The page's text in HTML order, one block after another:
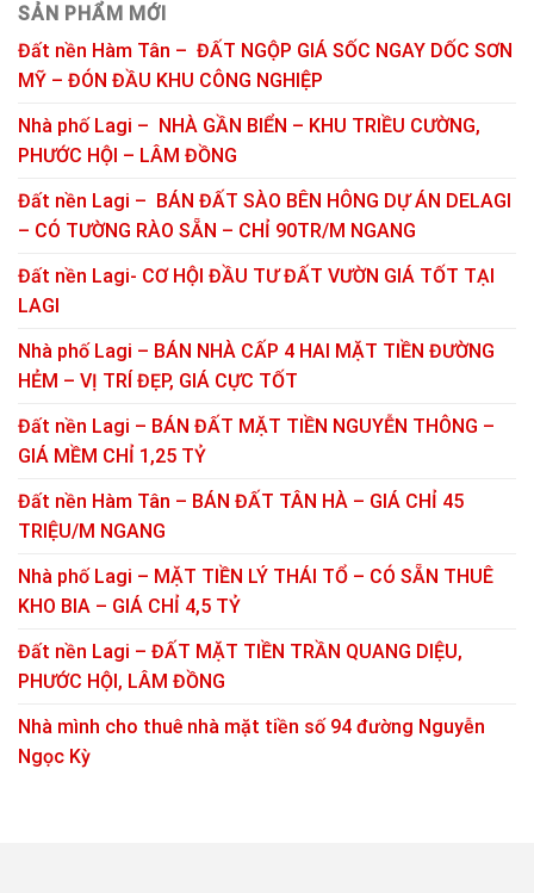
SẢN PHẨM MỚI
Đất nền Hàm Tân – ĐẤT NGỘP GIÁ SỐC NGAY DỐC SƠN
MỸ – ĐÓN ĐẦU KHU CÔNG NGHIỆP
Nhà phố Lagi – NHÀ GẦN BIỂN – KHU TRIỀU CƯỜNG,
PHƯỚC HỘI – LÂM ĐỒNG
Đất nền Lagi – BÁN ĐẤT SÀO BÊN HÔNG DỰ ÁN DELAGI
– CÓ TƯỜNG RÀO SẴN – CHỈ 90TR/M NGANG
Đất nền Lagi- CƠ HỘI ĐẦU TƯ ĐẤT VƯỜN GIÁ TỐT TẠI
LAGI
Nhà phố Lagi – BÁN NHÀ CẤP 4 HAI MẶT TIỀN ĐƯỜNG
HẺM – VỊ TRÍ ĐẸP, GIÁ CỰC TỐT
Đất nền Lagi – BÁN ĐẤT MẶT TIỀN NGUYỄN THÔNG –
GIÁ MỀM CHỈ 1,25 TỶ
Đất nền Hàm Tân – BÁN ĐẤT TÂN HÀ – GIÁ CHỈ 45
TRIỆU/M NGANG
Nhà phố Lagi – MẶT TIỀN LÝ THÁI TỔ – CÓ SẴN THUÊ
KHO BIA – GIÁ CHỈ 4,5 TỶ
Đất nền Lagi – ĐẤT MẶT TIỀN TRẦN QUANG DIỆU,
PHƯỚC HỘI, LÂM ĐỒNG
Nhà mình cho thuê nhà mặt tiền số 94 đường Nguyễn
Ngọc Kỳ